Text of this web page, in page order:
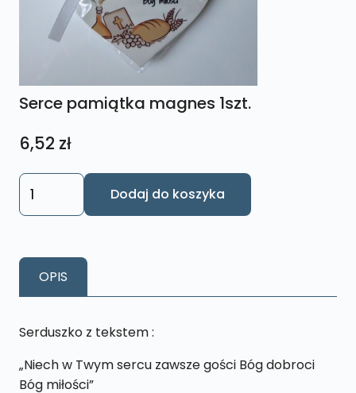
Serce pamiątka magnes 1szt.
6,52 zł
ilość
Serce
1szt.
Dodaj do koszyka
OPIS
Serduszko z tekstem :
„Niech w Twym sercu zawsze gości Bóg dobroci
Bóg miłości”